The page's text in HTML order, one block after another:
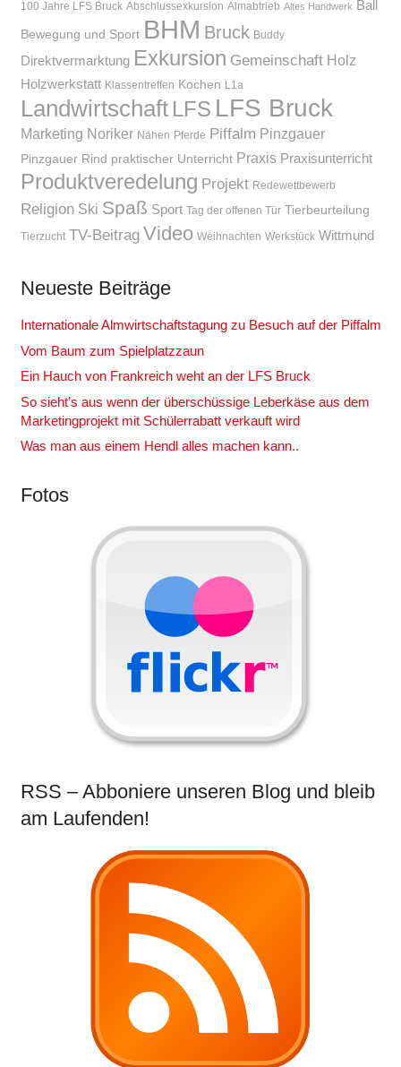
100 Jahre LFS Bruck Abschlussexkursion Almabtrieb Altes Handwerk Ball
Bewegung und Sport BHM Bruck Buddy
Direktvermarktung Exkursion Gemeinschaft Holz
Holzwerkstatt Klassentreffen Kochen L1a
Landwirtschaft LFS LFS Bruck
Marketing Noriker Nähen Pferde Piffalm Pinzgauer
Pinzgauer Rind praktischer Unterricht Praxis Praxisunterricht
Produktveredelung Projekt Redewettbewerb
Religion Ski Spaß Sport Tag der offenen Tür Tierbeurteilung
Tierzucht TV-Beitrag Video Weihnachten Werkstück Wittmund
Neueste Beiträge
Internationale Almwirtschaftstagung zu Besuch auf der Piffalm
Vom Baum zum Spielplatzzaun
Ein Hauch von Frankreich weht an der LFS Bruck
So sieht’s aus wenn der überschüssige Leberkäse aus dem
Marketingprojekt mit Schülerrabatt verkauft wird
Was man aus einem Hendl alles machen kann..
Fotos
RSS – Abboniere unseren Blog und bleib
am Laufenden!